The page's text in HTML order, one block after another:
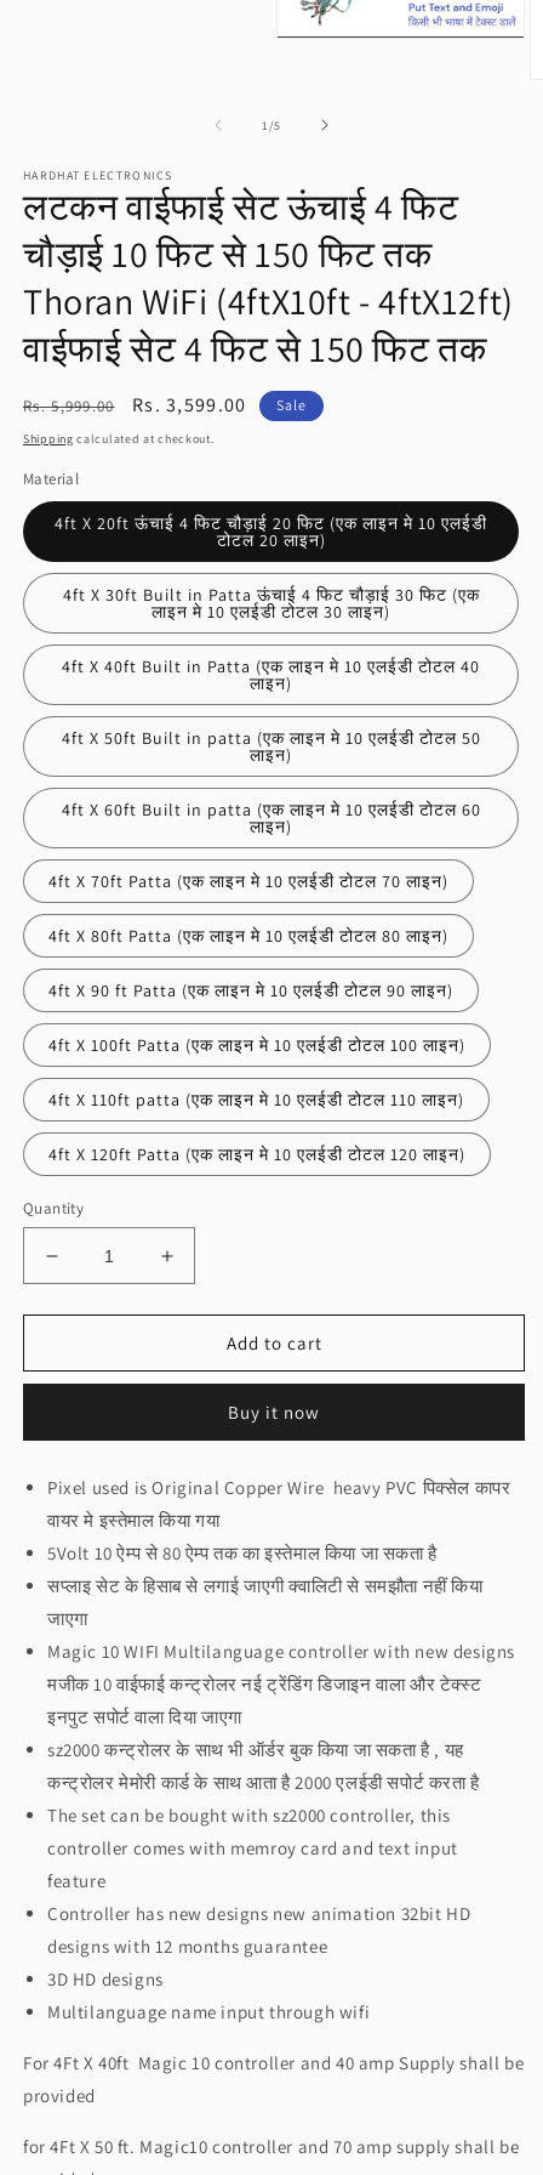
modal
1/of
5
HARDHAT ELECTRONICS
लटकन वाईफाई सेट ऊंचाई 4 फिट
चौड़ाई 10 फिट से 150 फिट तक
Thoran WiFi (4ftX10ft - 4ftX12ft)
वाईफाई सेट 4 फिट से 150 फिट तक
Regular
price
Rs. 5,999.00
Sale
price
Rs. 3,599.00 Sale
Shipping calculated at checkout.
Material
4ft X 20ft ऊंचाई 4 फिट चौड़ाई 20 फिट (एक लाइन मे 10 एलईडी
टोटल 20 लाइन)
4ft X 30ft Built in Patta ऊंचाई 4 फिट चौड़ाई 30 फिट (एक
लाइन मे 10 एलईडी टोटल 30 लाइन)
4ft X 40ft Built in Patta (एक लाइन मे 10 एलईडी टोटल 40
लाइन)
4ft X 50ft Built in patta (एक लाइन मे 10 एलईडी टोटल 50
लाइन)
4ft X 60ft Built in patta (एक लाइन मे 10 एलईडी टोटल 60
लाइन)
4ft X 70ft Patta (एक लाइन मे 10 एलईडी टोटल 70 लाइन)
4ft X 80ft Patta (एक लाइन मे 10 एलईडी टोटल 80 लाइन)
4ft X 90 ft Patta (एक लाइन मे 10 एलईडी टोटल 90 लाइन)
4ft X 100ft Patta (एक लाइन मे 10 एलईडी टोटल 100 लाइन)
4ft X 110ft patta (एक लाइन मे 10 एलईडी टोटल 110 लाइन)
4ft X 120ft Patta (एक लाइन मे 10 एलईडी टोटल 120 लाइन)
Quantity
Decrease
quantity
for
वाईफाई
4
चौड़ाई
10
फिट
150
फिट
तक
Thoran
(4ftX10ft
-
4ftX12ft)
वाईफाई
सेट
4
फिट
से
150
फिट
तक
Increase
quantity
for
वाईफाई
4
चौड़ाई
10
फिट
150
तक
Thoran
WiFi
(4ftX10ft
-
4ftX12ft)
सेट
4
फिट
Add to cart
Buy it now
Pixel used is Original Copper Wire heavy PVC पिक्सेल कापर
वायर मे इस्तेमाल किया गया
5Volt 10 ऐम्प से 80 ऐम्प तक का इस्तेमाल किया जा सकता है
सप्लाइ सेट के हिसाब से लगाई जाएगी क्वालिटी से समझौता नहीं किया
जाएगा
Magic 10 WIFI Multilanguage controller with new designs
मजीक 10 वाईफाई कन्ट्रोलर नई ट्रेंडिंग डिजाइन वाला और टेक्स्ट
इनपुट सपोर्ट वाला दिया जाएगा
sz2000 कन्ट्रोलर के साथ भी ऑर्डर बुक किया जा सकता है , यह
कन्ट्रोलर मेमोरी कार्ड के साथ आता है 2000 एलईडी सपोर्ट करता है
The set can be bought with sz2000 controller, this
controller comes with memroy card and text input
feature
Controller has new designs new animation 32bit HD
designs with 12 months guarantee
3D HD designs
Multilanguage name input through wifi
For 4Ft X 40ft Magic 10 controller and 40 amp Supply shall be
provided
for 4Ft X 50 ft. Magic10 controller and 70 amp supply shall be